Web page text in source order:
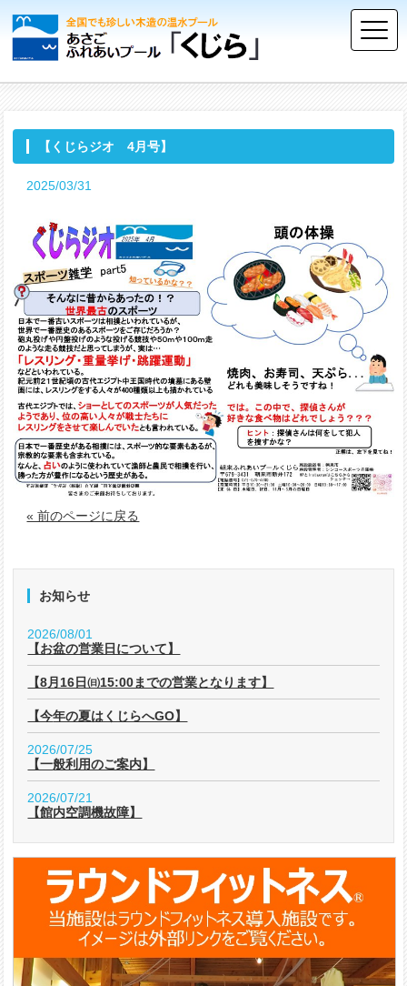
【くじらジオ 4月号】
2025/03/31
« 前のページに戻る
お知らせ
2026/08/01
【お盆の営業日について】
【8月16日㈰15:00までの営業となります】
【今年の夏はくじらへGO】
2026/07/25
【一般利用のご案内】
2026/07/21
【館内空調機故障】